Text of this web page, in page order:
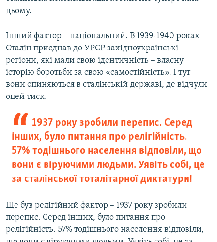
цьому.
Інший фактор – національний. В 1939-1940 роках
Сталін приєднав до УРСР західноукраїнські
регіони, які мали свою ідентичність – власну
історію боротьби за свою «самостійність». І тут
вони опиняються в сталінській державі, де відчули
оцей тиск.
1937 року зробили перепис. Серед
інших, було питання про релігійність.
57% тодішнього населення відповіли, що
вони є віруючими людьми. Уявіть собі, це
за сталінської тоталітарної диктатури!
Ще був релігійний фактор – 1937 року зробили
перепис. Серед інших, було питання про
релігійність. 57% тодішнього населення відповіли,